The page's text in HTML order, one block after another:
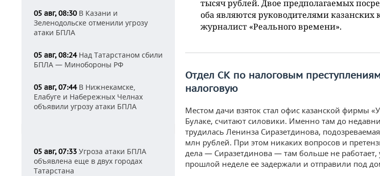
05 авг, 08:30В Казани и
Зеленодольске отменили угрозу
атаки БПЛА
05 авг, 08:24Над Татарстаном сбили
БПЛА — Минобороны РФ
05 авг, 07:44В Нижнекамске,
Елабуге и Набережных Челнах
объявили угрозу атаки БПЛА
05 авг, 07:33 Угроза атаки БПЛА
объявлена еще в двух городах
Татарстана
тысяч рублей. Двое предполагаемых
оба являются руководителями казанских
журналист «Реального времени».
Отдел СК по налоговым
налоговую
Местом дачи взяток стал офис казанской фирмы
Булаке, считают силовики. Именно там до
трудилась Ленинза Сиразетдинова,
млн рублей. При этом никаких вопросов и
дела — Сиразетдинова — там больше не
прошлой неделе ее задержали и отправили под